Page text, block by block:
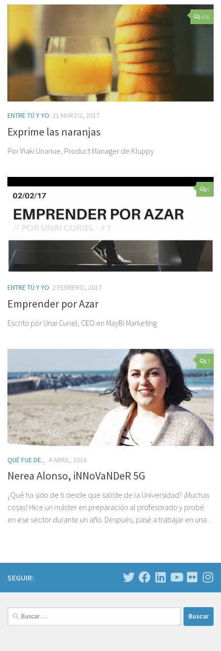
416
ENTRE TÚ Y YO 21 MARZO, 2017
Exprime las naranjas
Por Iñaki Unanue, Product Manager de Kluppy
6
ENTRE TÚ Y YO 2 FEBRERO, 2017
Emprender por Azar
Escrito por Unai Curiel, CEO en MayBi Marketing
3
QUÉ FUE DE... 4 ABRIL, 2016
Nerea Alonso, iNNoVaNDeR 5G
¿Qué ha sido de ti desde que saliste de la Universidad? ¡Muchas
cosas! Hice un máster en preparación al profesorado y probé
en ese sector durante un año. Después, pasé a trabajar en una...
SEGUIR:
Buscar: